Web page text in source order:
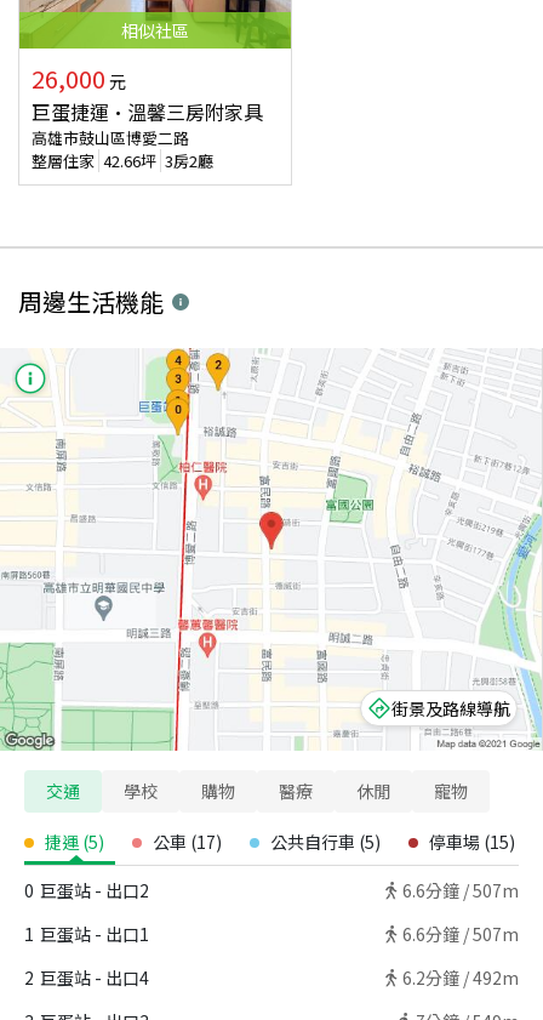
相似社區
26,000 元
巨蛋捷運·溫馨三房附家具
高雄市鼓山區博愛二路
整層住家 42.66坪 3房2廳
周邊生活機能
街景及路線導航
交通 學校 購物 醫療 休閒 寵物
捷運 (5) 公車 (17) 公共自行車 (5) 停車場 (15)
0 巨蛋站 - 出口2 6.6分鐘 /507m
1 巨蛋站 - 出口1 6.6分鐘 /507m
2 巨蛋站 - 出口4 6.2分鐘 /492m